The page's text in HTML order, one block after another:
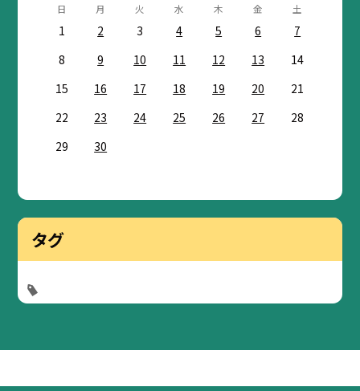
日 月 火 水 木 金 土
1 2 3 4 5 6
7
8
9 10 11 12 13
14
15
16 17 18 19 20
21
22
23 24 25 26 27
28
29
30
タグ